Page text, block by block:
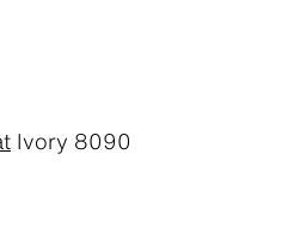
Ivory 8090